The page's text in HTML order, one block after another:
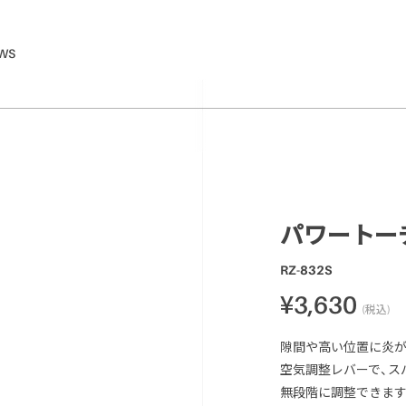
パワートー
RZ-832S
¥3,630 (税込)
隙間や高い位置に炎
空気調整レバーで、
無段階に調整できま